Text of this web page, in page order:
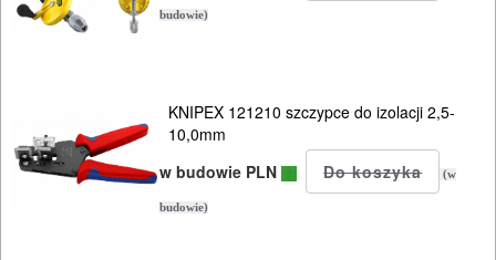
SPAWALNICTWO
ROZRUCHOWE
PROSTOWNIKI
budowie)
KNIPEX 121210 szczypce do izolacji 2,5-
10,0mm
w budowie PLN
(w
budowie)